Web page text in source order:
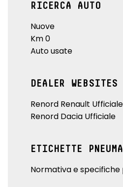
RICERCA AUTO
Nuove
Km 0
Auto usate
DEALER WEBSITES
Renord Renault Ufficiale
Renord Dacia Ufficiale
ETICHETTE
Normativa e